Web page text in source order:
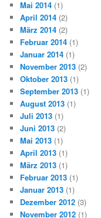
Mai 2014 (1)
April 2014 (2)
März 2014 (2)
Februar 2014 (1)
Januar 2014 (1)
November 2013 (2)
Oktober 2013 (1)
September 2013 (1)
August 2013 (1)
Juli 2013 (1)
Juni 2013 (2)
Mai 2013 (1)
April 2013 (1)
März 2013 (1)
Februar 2013 (1)
Januar 2013 (1)
Dezember 2012 (3)
November 2012 (1)